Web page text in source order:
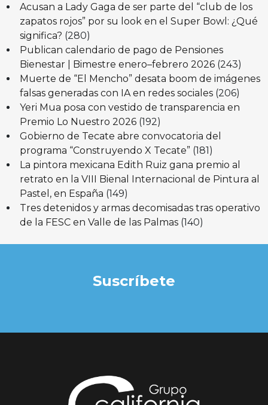
Acusan a Lady Gaga de ser parte del “club de los
zapatos rojos” por su look en el Super Bowl: ¿Qué
significa? (280)
Publican calendario de pago de Pensiones
Bienestar | Bimestre enero–febrero 2026 (243)
Muerte de “El Mencho” desata boom de imágenes
falsas generadas con IA en redes sociales (206)
Yeri Mua posa con vestido de transparencia en
Premio Lo Nuestro 2026 (192)
Gobierno de Tecate abre convocatoria del
programa “Construyendo X Tecate” (181)
La pintora mexicana Edith Ruiz gana premio al
retrato en la VIII Bienal Internacional de Pintura al
Pastel, en España (149)
Tres detenidos y armas decomisadas tras operativo
de la FESC en Valle de las Palmas (140)
Suscríbete